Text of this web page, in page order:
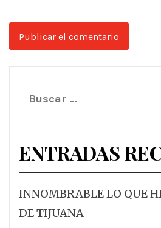
Buscar:
ENTRADAS
INNOMBRABLE LO QUE
DE TIJUANA